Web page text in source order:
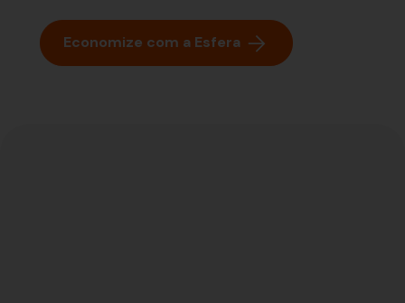
Economize com a Esfera